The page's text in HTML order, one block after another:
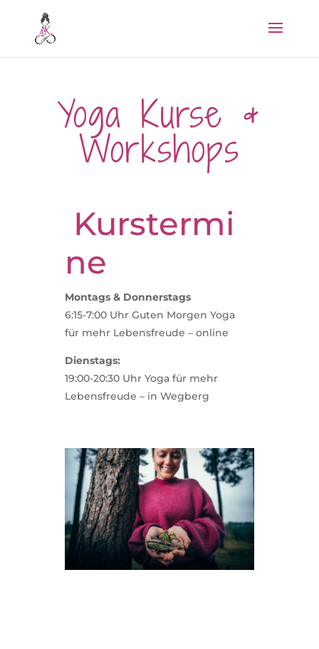
Yoga Kurse &
Workshops
Kurstermi
ne
Montags & Donnerstags
6:15-7:00 Uhr Guten Morgen Yoga
für mehr Lebensfreude – online
Dienstags:
19:00-20:30 Uhr Yoga für mehr
Lebensfreude – in Wegberg